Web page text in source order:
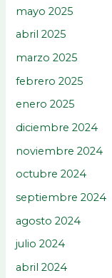
mayo 2025
abril 2025
marzo 2025
febrero 2025
enero 2025
diciembre 2024
noviembre 2024
octubre 2024
septiembre 2024
agosto 2024
julio 2024
abril 2024